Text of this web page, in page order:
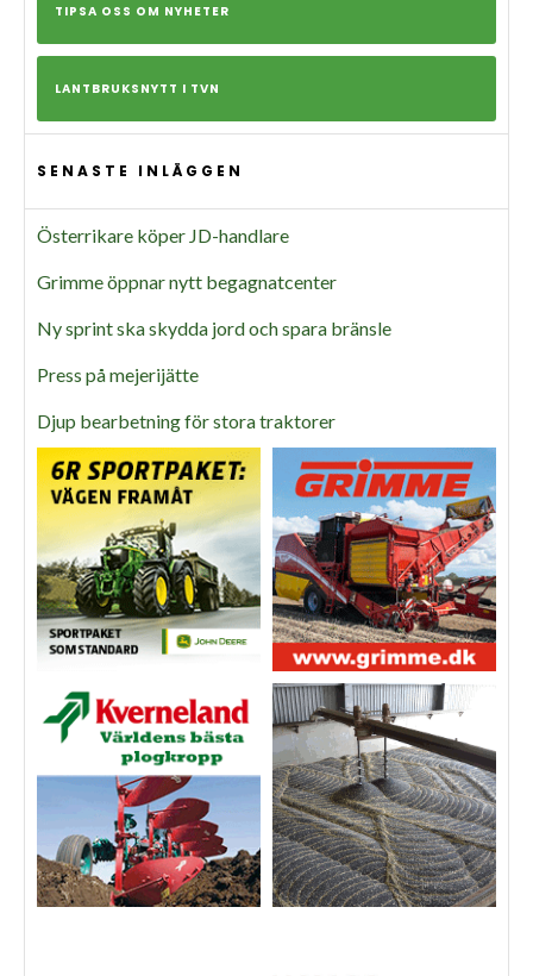
TIPSA OSS OM NYHETER
LANTBRUKSNYTT I TVN
SENASTE INLÄGGEN
Österrikare köper JD-handlare
Grimme öppnar nytt begagnatcenter
Ny sprint ska skydda jord och spara bränsle
Press på mejerijätte
Djup bearbetning för stora traktorer